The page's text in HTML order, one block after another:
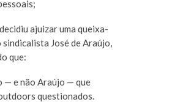
ajuizar uma queixa-
José de Araújo,
que:
— e não Araújo — que
questionados.